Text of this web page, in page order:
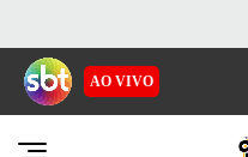
AO VIVO
EMISSORAS